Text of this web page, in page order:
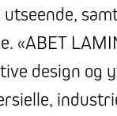
«ABET
design og